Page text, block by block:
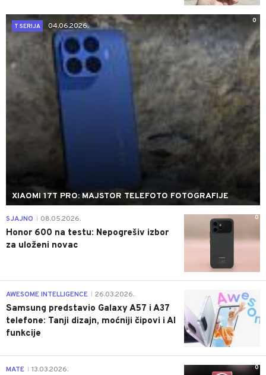
0
T SERIJA
04.06.2026.
XIAOMI 17T PRO: MAJSTOR TELEFOTO FOTOGRAFIJE
0
SJAJNO 08.05.2026.
Honor 600 na testu: Nepogrešiv izbor
za uloženi novac
AWESOME INTELLIGENCE 26.03.2026.
Samsung predstavio Galaxy A57 i A37
telefone: Tanji dizajn, moćniji čipovi i AI
funkcije
0
MATE 13.03.2026.